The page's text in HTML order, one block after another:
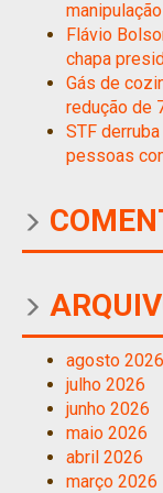
Flávio
chapa
Gás de
redução de
STF
pessoas
agosto 2026
julho 2026
junho 2026
maio 2026
abril 2026
março 2026